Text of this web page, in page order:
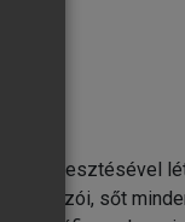
szerkesztésével
sőt